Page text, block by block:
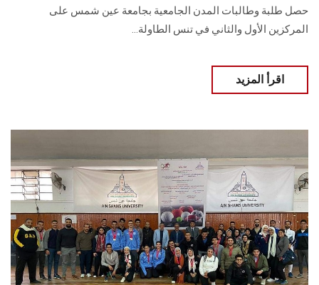
حصل طلبة وطالبات المدن الجامعية بجامعة عين شمس على
المركزين الأول والثاني في تنس الطاولة...
اقرأ المزيد